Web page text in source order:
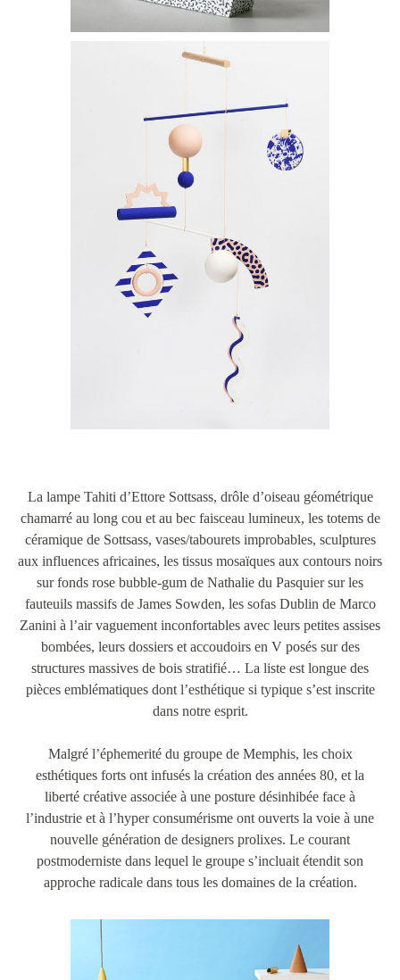
La lampe Tahiti d’Ettore Sottsass, drôle d’oiseau géométrique
chamarré au long cou et au bec faisceau lumineux, les totems de
céramique de Sottsass, vases/tabourets improbables, sculptures
aux influences africaines, les tissus mosaïques aux contours noirs
sur fonds rose bubble-gum de Nathalie du Pasquier sur les
fauteuils massifs de James Sowden, les sofas Dublin de Marco
Zanini à l’air vaguement inconfortables avec leurs petites assises
bombées, leurs dossiers et accoudoirs en V posés sur des
structures massives de bois stratifié… La liste est longue des
pièces emblématiques dont l’esthétique si typique s’est inscrite
dans notre esprit.
Malgré l’éphemerité du groupe de Memphis, les choix
esthétiques forts ont infusés la création des années 80, et la
liberté créative associée à une posture désinhibée face à
l’industrie et à l’hyper consumérisme ont ouverts la voie à une
nouvelle génération de designers prolixes. Le courant
postmoderniste dans lequel le groupe s’incluait étendit son
approche radicale dans tous les domaines de la création.